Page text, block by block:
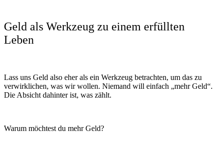
Geld als Werkzeug zu einem erfüllten
Leben
Lass uns Geld also eher als ein Werkzeug betrachten, um das zu
verwirklichen, was wir wollen. Niemand will einfach „mehr Geld“.
Die Absicht dahinter ist, was zählt.
Warum möchtest du mehr Geld?